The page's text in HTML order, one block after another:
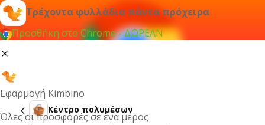
Τρέχοντα φυλλάδια πάντα πρόχειρα
Προσθήκη στο Chrome - ΔΩΡΕΑΝ
Εφαρμογή Kimbino
Όλες οι προσφορές σε ένα μέρος
Κέντρο πολυμέσων